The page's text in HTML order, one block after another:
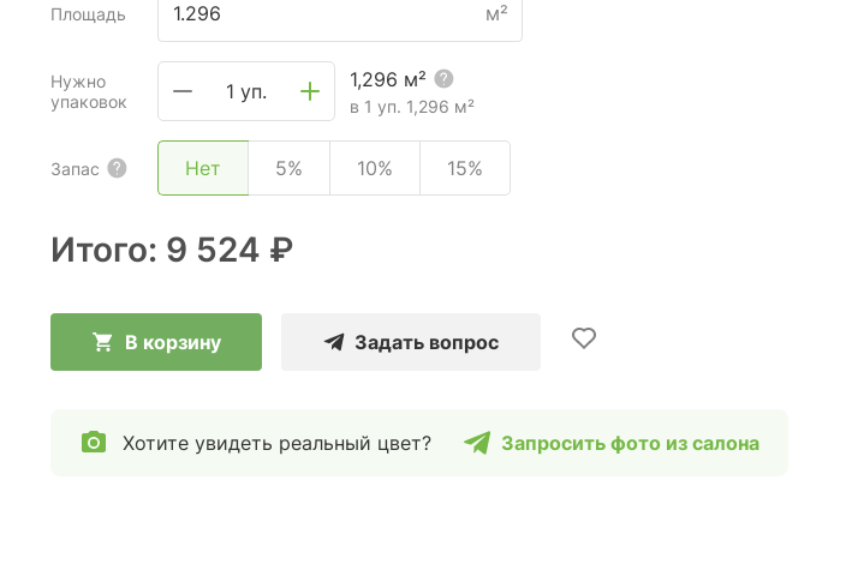
Площадь м²
Нужно
упаковок
1 уп.
1,296 м²
в 1 уп. 1,296 м²
Запас Нет 5% 10% 15%
Итого: 9 524 ₽
В корзину Задать вопрос
Хотите увидеть реальный цвет? Запросить фото из салона